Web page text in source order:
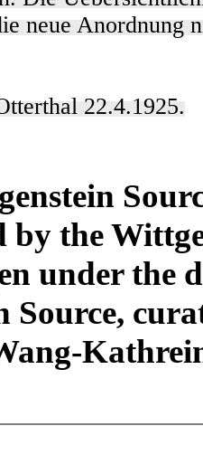
neue Anordnung
22.4.1925.
by the
under the
Source,